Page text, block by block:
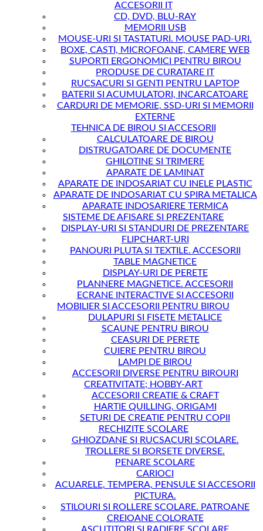
ACCESORII IT
CD, DVD, BLU-RAY
MEMORII USB
MOUSE-URI SI TASTATURI. MOUSE PAD-URI.
BOXE, CASTI, MICROFOANE, CAMERE WEB
SUPORTI ERGONOMICI PENTRU BIROU
PRODUSE DE CURATARE IT
RUCSACURI SI GENTI PENTRU LAPTOP
BATERII SI ACUMULATORI, INCARCATOARE
CARDURI DE MEMORIE, SSD-URI SI MEMORII
EXTERNE
TEHNICA DE BIROU SI ACCESORII
CALCULATOARE DE BIROU
DISTRUGATOARE DE DOCUMENTE
GHILOTINE SI TRIMERE
APARATE DE LAMINAT
APARATE DE INDOSARIAT CU INELE PLASTIC
APARATE DE INDOSARIAT CU SPIRA METALICA
APARATE INDOSARIERE TERMICA
SISTEME DE AFISARE SI PREZENTARE
DISPLAY-URI SI STANDURI DE PREZENTARE
FLIPCHART-URI
PANOURI PLUTA SI TEXTILE. ACCESORII
TABLE MAGNETICE
DISPLAY-URI DE PERETE
PLANNERE MAGNETICE. ACCESORII
ECRANE INTERACTIVE SI ACCESORII
MOBILIER SI ACCESORII PENTRU BIROU
DULAPURI SI FISETE METALICE
SCAUNE PENTRU BIROU
CEASURI DE PERETE
CUIERE PENTRU BIROU
LAMPI DE BIROU
ACCESORII DIVERSE PENTRU BIROURI
CREATIVITATE; HOBBY-ART
ACCESORII CREATIE & CRAFT
HARTIE QUILLING, ORIGAMI
SETURI DE CREATIE PENTRU COPII
RECHIZITE SCOLARE
GHIOZDANE SI RUCSACURI SCOLARE.
TROLLERE SI BORSETE DIVERSE.
PENARE SCOLARE
CARIOCI
ACUARELE, TEMPERA, PENSULE SI ACCESORII
PICTURA.
STILOURI SI ROLLERE SCOLARE. PATROANE
CREIOANE COLORATE